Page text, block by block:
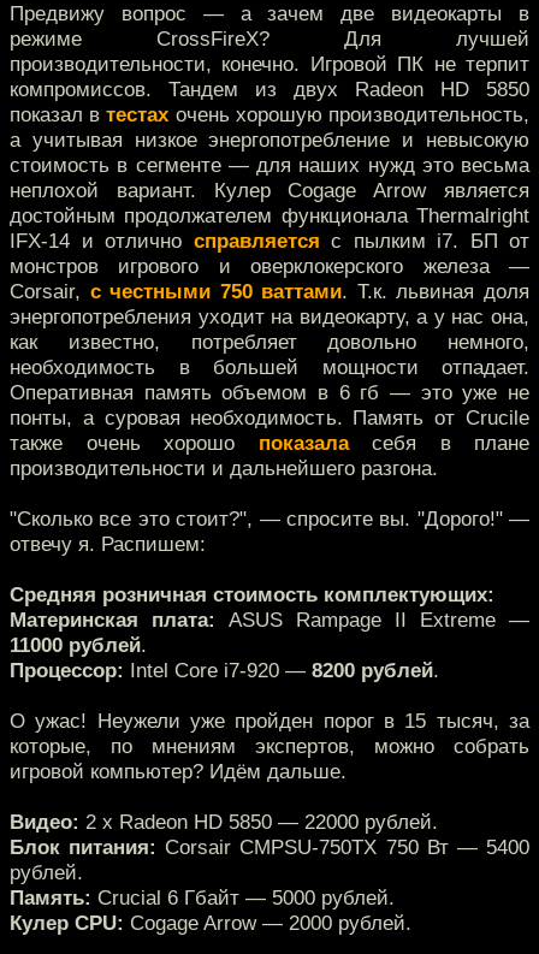
Предвижу вопрос — а зачем две видеокарты в
режиме CrossFireX? Для лучшей
производительности, конечно. Игровой ПК не терпит
компромиссов. Тандем из двух Radeon HD 5850
показал втестах очень хорошую производительность,
а учитывая низкое энергопотребление и невысокую
стоимость в сегменте — для наших нужд это весьма
неплохой вариант. Кулер Cogage Arrow является
достойным продолжателем функционала Thermalright
IFX-14 и отлично справляется с пылким i7. БП от
монстров игрового и оверклокерского железа —
Corsair, c честными 750 ваттами. Т.к. львиная доля
энергопотребления уходит на видеокарту, а у нас она,
как известно, потребляет довольно немного,
необходимость в большей мощности отпадает.
Оперативная память объемом в 6 гб — это уже не
понты, а суровая необходимость. Память от Crucile
также очень хорошо показаласебя в плане
производительности и дальнейшего разгона.
"Сколько все это стоит?", — спросите вы. "Дорого!" —
отвечу я. Распишем:
Средняя розничная стоимость комплектующих:
Материнская плата: ASUS Rampage II Extreme —
11000 рублей.
Процессор: Intel Core i7-920 — 8200 рублей.
О ужас! Неужели уже пройден порог в 15 тысяч, за
которые, по мнениям экспертов, можно собрать
игровой компьютер? Идём дальше.
Видео: 2 x Radeon HD 5850 — 22000 рублей.
Блок питания: Corsair CMPSU-750TX 750 Вт — 5400
рублей.
Память: Crucial 6 Гбайт — 5000 рублей.
Кулер CPU: Cogage Arrow — 2000 рублей.